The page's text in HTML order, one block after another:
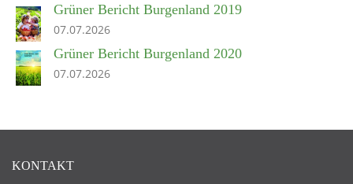
Grüner Bericht Burgenland 2019
07.07.2026
Grüner Bericht Burgenland 2020
07.07.2026
KONTAKT